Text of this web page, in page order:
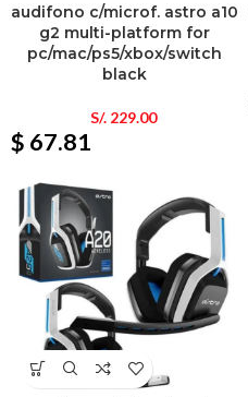
audifono c/microf. astro a10
g2 multi-platform for
pc/mac/ps5/xbox/switch
black
S/.229.00
$ 67.81